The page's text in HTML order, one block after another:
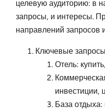
целевую аудиторию: в
запросы, и интересы.
направлений запросов
Ключевые
Отель:
инвестиции,
База отдыха: